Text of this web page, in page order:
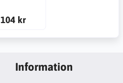
104 kr
Information